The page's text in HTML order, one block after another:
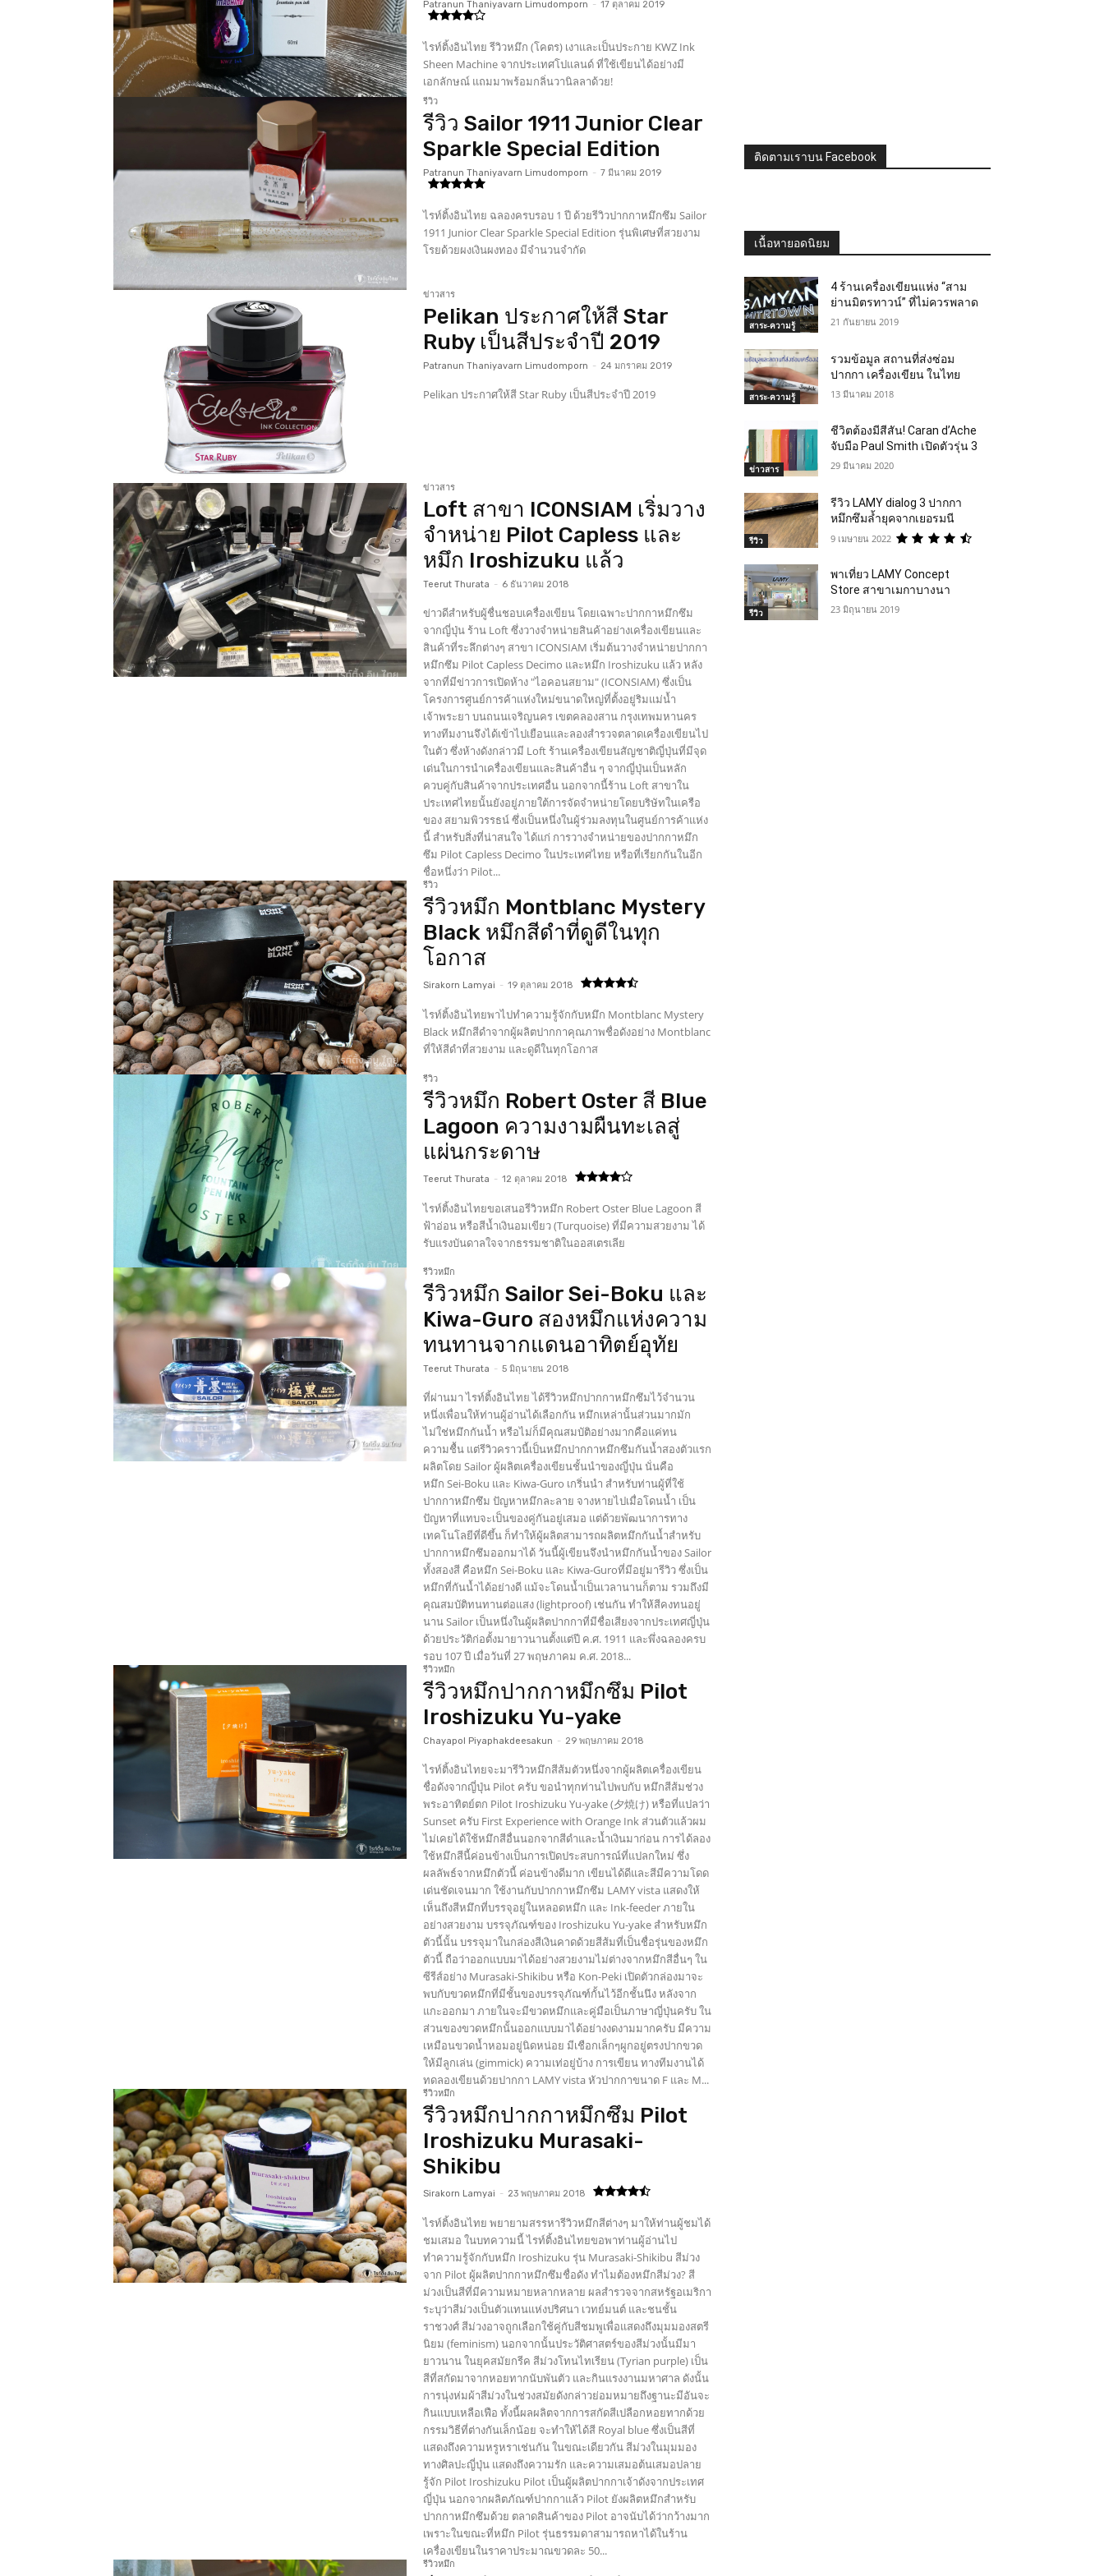
Patranun Thaniyavarn Limudomporn - 17 ตุลาคม 2019
ไรท์ติ้งอินไทย รีวิวหมึก (โคตร) เงาและเป็นประกาย KWZ Ink
Sheen Machine จากประเทศโปแลนด์ ที่ใช้เขียนได้อย่างมี
เอกลักษณ์ แถมมาพร้อมกลิ่นวานิลลาด้วย!
รีวิว
รีวิว Sailor 1911 Junior Clear
Sparkle Special Edition
Patranun Thaniyavarn Limudomporn - 7 มีนาคม 2019
ไรท์ติ้งอินไทย ฉลองครบรอบ 1 ปี ด้วยรีวิวปากกาหมึกซึม Sailor
1911 Junior Clear Sparkle Special Edition รุ่นพิเศษที่สวยงาม
โรยด้วยผงเงินผงทอง มีจำนวนจำกัด
ข่าวสาร
Pelikan ประกาศให้สี Star
Ruby เป็นสีประจำปี 2019
Patranun Thaniyavarn Limudomporn - 24 มกราคม 2019
Pelikan ประกาศให้สี Star Ruby เป็นสีประจำปี 2019
ข่าวสาร
Loft สาขา ICONSIAM เริ่มวาง
จำหน่าย Pilot Capless และ
หมึก Iroshizuku แล้ว
Teerut Thurata - 6 ธันวาคม 2018
ข่าวดีสำหรับผู้ชื่นชอบเครื่องเขียน โดยเฉพาะปากกาหมึกซึม
จากญี่ปุ่น ร้าน Loft ซึ่งวางจำหน่ายสินค้าอย่างเครื่องเขียนและ
สินค้าที่ระลึกต่างๆ สาขา ICONSIAM เริ่มต้นวางจำหน่ายปากกา
หมึกซึม Pilot Capless Decimo และหมึก Iroshizuku แล้ว หลัง
จากที่มีข่าวการเปิดห้าง "ไอคอนสยาม" (ICONSIAM) ซึ่งเป็น
โครงการศูนย์การค้าแห่งใหม่ขนาดใหญ่ที่ตั้งอยู่ริมแม่นํ้า
เจ้าพระยา บนถนนเจริญนคร เขตคลองสาน กรุงเทพมหานคร
ทางทีมงานจึงได้เข้าไปเยือนและลองสำรวจตลาดเครื่องเขียนไป
ในตัว ซึ่งห้างดังกล่าวมี Loft ร้านเครื่องเขียนสัญชาติญี่ปุ่นที่มีจุด
เด่นในการนำเครื่องเขียนและสินค้าอื่น ๆ จากญี่ปุ่นเป็นหลัก
ควบคู่กับสินค้าจากประเทศอื่น นอกจากนี้ร้าน Loft สาขาใน
ประเทศไทยนั้นยังอยู่ภายใต้การจัดจำหน่ายโดยบริษัทในเครือ
ของ สยามพิวรรธน์ ซึ่งเป็นหนึ่งในผู้ร่วมลงทุนในศูนย์การค้าแห่ง
นี้ สำหรับสิ่งที่น่าสนใจ ได้แก่ การวางจำหน่ายของปากกาหมึก
ซึม Pilot Capless Decimo ในประเทศไทย หรือที่เรียกกันในอีก
ชื่อหนึ่งว่า Pilot...
รีวิว
รีวิวหมึก Montblanc Mystery
Black หมึกสีดำที่ดูดีในทุก
โอกาส
Sirakorn Lamyai - 19 ตุลาคม 2018
ไรท์ติ้งอินไทยพาไปทำความรู้จักกับหมึก Montblanc Mystery
Black หมึกสีดำจากผู้ผลิตปากกาคุณภาพชื่อดังอย่าง Montblanc
ที่ให้สีดำที่สวยงาม และดูดีในทุกโอกาส
รีวิว
รีวิวหมึก Robert Oster สี Blue
Lagoon ความงามผืนทะเลสู่
แผ่นกระดาษ
Teerut Thurata - 12 ตุลาคม 2018
ไรท์ติ้งอินไทยขอเสนอรีวิวหมึก Robert Oster Blue Lagoon สี
ฟ้าอ่อน หรือสีน้ำเงินอมเขียว (Turquoise) ที่มีความสวยงาม ได้
รับแรงบันดาลใจจากธรรมชาติในออสเตรเลีย
รีวิวหมึก
รีวิวหมึก Sailor Sei-Boku และ
Kiwa-Guro สองหมึกแห่งความ
ทนทานจากแดนอาทิตย์อุทัย
Teerut Thurata - 5 มิถุนายน 2018
ที่ผ่านมา ไรท์ติ้งอินไทย ได้รีวิวหมึกปากกาหมึกซึมไว้จำนวน
หนึ่งเพื่อนให้ท่านผู้อ่านได้เลือกกัน หมึกเหล่านั้นส่วนมากมัก
ไม่ใช่หมึกกันน้ำ หรือไม่ก็มีคุณสมบัติอย่างมากคือแค่ทน
ความชื้น แต่รีวิวคราวนี้เป็นหมึกปากกาหมึกซึมกันน้ำสองตัวแรก
ผลิตโดย Sailor ผู้ผลิตเครื่องเขียนชั้นนำของญี่ปุ่น นั่นคือ
หมึก Sei-Boku และ Kiwa-Guro เกริ่นนำ สำหรับท่านผู้ที่ใช้
ปากกาหมึกซึม ปัญหาหมึกละลาย จางหายไปเมื่อโดนน้ำ เป็น
ปัญหาที่แทบจะเป็นของคู่กันอยู่เสมอ แต่ด้วยพัฒนาการทาง
เทคโนโลยีที่ดีขึ้น ก็ทำให้ผู้ผลิตสามารถผลิตหมึกกันน้ำสำหรับ
ปากกาหมึกซึมออกมาได้ วันนี้ผู้เขียนจึงนำหมึกกันน้ำของ Sailor
ทั้งสองสี คือหมึก Sei-Boku และ Kiwa-Guroที่มีอยู่มารีวิว ซึ่งเป็น
หมึกที่กันน้ำได้อย่างดี แม้จะโดนน้ำเป็นเวลานานก็ตาม รวมถึงมี
คุณสมบัติทนทานต่อแสง (lightproof) เช่นกัน ทำให้สีคงทนอยู่
นาน Sailor เป็นหนึ่งในผู้ผลิตปากกาที่มีชื่อเสียงจากประเทศญี่ปุ่น
ด้วยประวัติก่อตั้งมายาวนานตั้งแต่ปี ค.ศ. 1911 และพึ่งฉลองครบ
รอบ 107 ปี เมื่อวันที่ 27 พฤษภาคม ค.ศ. 2018...
รีวิวหมึก
รีวิวหมึกปากกาหมึกซึม Pilot
Iroshizuku Yu-yake
Chayapol Piyaphakdeesakun - 29 พฤษภาคม 2018
ไรท์ติ้งอินไทยจะมารีวิวหมึกสีส้มตัวหนึ่งจากผู้ผลิตเครื่องเขียน
ชื่อดังจากญี่ปุ่น Pilot ครับ ขอนำทุกท่านไปพบกับ หมึกสีส้มช่วง
พระอาทิตย์ตก Pilot Iroshizuku Yu-yake (夕焼け) หรือที่แปลว่า
Sunset ครับ First Experience with Orange Ink ส่วนตัวแล้วผม
ไม่เคยได้ใช้หมึกสีอื่นนอกจากสีดำและน้ำเงินมาก่อน การได้ลอง
ใช้หมึกสีนี้ค่อนข้างเป็นการเปิดประสบการณ์ที่แปลกใหม่ ซึ่ง
ผลลัพธ์จากหมึกตัวนี้ ค่อนข้างดีมาก เขียนได้ดีและสีมีความโดด
เด่นชัดเจนมาก ใช้งานกับปากกาหมึกซึม LAMY vista แสดงให้
เห็นถึงสีหมึกที่บรรจุอยู่ในหลอดหมึก และ Ink-feeder ภายใน
อย่างสวยงาม บรรจุภัณฑ์ของ Iroshizuku Yu-yake สำหรับหมึก
ตัวนี้นั้น บรรจุมาในกล่องสีเงินคาดด้วยสีส้มที่เป็นชื่อรุ่นของหมึก
ตัวนี้ ถือว่าออกแบบมาได้อย่างสวยงามไม่ต่างจากหมึกสีอื่นๆ ใน
ซีรีส์อย่าง Murasaki-Shikibu หรือ Kon-Peki เปิดตัวกล่องมาจะ
พบกับขวดหมึกที่มีชั้นของบรรจุภัณฑ์กั้นไว้อีกชั้นนึง หลังจาก
แกะออกมา ภายในจะมีขวดหมึกและคู่มือเป็นภาษาญี่ปุ่นครับ ใน
ส่วนของขวดหมึกนั้นออกแบบมาได้อย่างงดงามมากครับ มีความ
เหมือนขวดน้ำหอมอยู่นิดหน่อย มีเชือกเล็กๆผูกอยู่ตรงปากขวด
ให้มีลูกเล่น (gimmick) ความเท่อยู่บ้าง การเขียน ทางทีมงานได้
ทดลองเขียนด้วยปากกา LAMY vista หัวปากกาขนาด F และ M...
รีวิวหมึก
รีวิวหมึกปากกาหมึกซึม Pilot
Iroshizuku Murasaki-
Shikibu
Sirakorn Lamyai - 23 พฤษภาคม 2018
ไรท์ติ้งอินไทย พยายามสรรหารีวิวหมึกสีต่างๆ มาให้ท่านผู้ชมได้
ชมเสมอ ในบทความนี้ ไรท์ติ้งอินไทยขอพาท่านผู้อ่านไป
ทำความรู้จักกับหมึก Iroshizuku รุ่น Murasaki-Shikibu สีม่วง
จาก Pilot ผู้ผลิตปากกาหมึกซึมชื่อดัง ทำไมต้องหมึกสีม่วง? สี
ม่วงเป็นสีที่มีความหมายหลากหลาย ผลสำรวจจากสหรัฐอเมริกา
ระบุว่าสีม่วงเป็นตัวแทนแห่งปริศนา เวทย์มนต์ และชนชั้น
ราชวงศ์ สีม่วงอาจถูกเลือกใช้คู่กับสีชมพูเพื่อแสดงถึงมุมมองสตรี
นิยม (feminism) นอกจากนั้นประวัติศาสตร์ของสีม่วงนั้นมีมา
ยาวนาน ในยุคสมัยกรีค สีม่วงโทนไทเรียน (Tyrian purple) เป็น
สีที่สกัดมาจากหอยทากนับพันตัว และกินแรงงานมหาศาล ดังนั้น
การนุ่งห่มผ้าสีม่วงในช่วงสมัยดังกล่าวย่อมหมายถึงฐานะมีอันจะ
กินแบบเหลือเฟือ ทั้งนี้ผลผลิตจากการสกัดสีเปลือกหอยทากด้วย
กรรมวิธีที่ต่างกันเล็กน้อย จะทำให้ได้สี Royal blue ซึ่งเป็นสีที่
แสดงถึงความหรูหราเช่นกัน ในขณะเดียวกัน สีม่วงในมุมมอง
ทางศิลปะญี่ปุ่น แสดงถึงความรัก และความเสมอต้นเสมอปลาย
รู้จัก Pilot Iroshizuku Pilot เป็นผู้ผลิตปากกาเจ้าดังจากประเทศ
ญี่ปุ่น นอกจากผลิตภัณฑ์ปากกาแล้ว Pilot ยังผลิตหมึกสำหรับ
ปากกาหมึกซึมด้วย ตลาดสินค้าของ Pilot อาจนับได้ว่ากว้างมาก
เพราะในขณะที่หมึก Pilot รุ่นธรรมดาสามารถหาได้ในร้าน
เครื่องเขียนในราคาประมาณขวดละ 50...
รีวิวหมึก
ติดตามเราบน Facebook
เนื้อหายอดนิยม
สาระ-ความรู้
4 ร้านเครื่องเขียนแห่ง “สาม
ย่านมิตรทาวน์” ที่ไม่ควรพลาด
21 กันยายน 2019
สาระ-ความรู้
รวมข้อมูล สถานที่ส่งซ่อม
ปากกา เครื่องเขียน ในไทย
13 มีนาคม 2018
ข่าวสาร
ชีวิตต้องมีสีสัน! Caran d’Ache
จับมือ Paul Smith เปิดตัวรุ่น 3
29 มีนาคม 2020
รีวิว
รีวิว LAMY dialog 3 ปากกา
หมึกซึมล้ำยุคจากเยอรมนี
9 เมษายน 2022
รีวิว
พาเที่ยว LAMY Concept
Store สาขาเมกาบางนา
23 มิถุนายน 2019